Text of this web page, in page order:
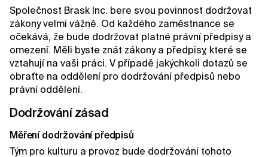
Společnost Brask Inc. bere svou povinnost dodržovat
zákony velmi vážně. Od každého zaměstnance se
očekává, že bude dodržovat platné právní předpisy a
omezení. Měli byste znát zákony a předpisy, které se
vztahují na vaši práci. V případě jakýchkoli dotazů se
obraťte na oddělení pro dodržování předpisů nebo
právní oddělení.
Dodržování zásad
Měření dodržování předpisů
Tým pro kulturu a provoz bude dodržování tohoto